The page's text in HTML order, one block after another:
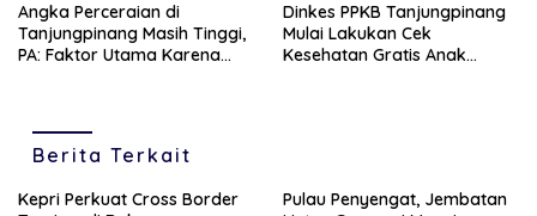
Angka Perceraian di
Tanjungpinang Masih Tinggi,
PA: Faktor Utama Karena
Dinkes PPKB Tanjungpinang
Mulai Lakukan Cek
Kesehatan Gratis Anak
Berita Terkait
Kepri Perkuat Cross Border
Pulau Penyengat, Jembatan